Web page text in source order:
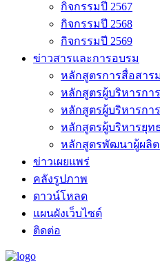
กิจกรรมปี 2567
กิจกรรมปี 2568
กิจกรรมปี 2569
ข่าวสารและการอบรม
หลักสูตรการสื่อสาร
หลักสูตรผู้บริหารกา
หลักสูตรผู้บริหารกา
หลักสูตรผู้บริหารยุท
หลักสูตรพัฒนาผู้ผลิต
ข่าวเผยแพร่
คลังรูปภาพ
ดาวน์โหลด
แผนผังเว็บไซต์
ติดต่อ